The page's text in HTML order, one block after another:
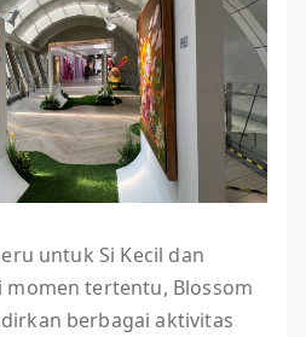
untuk Si Kecil dan
momen tertentu, Blossom
berbagai aktivitas